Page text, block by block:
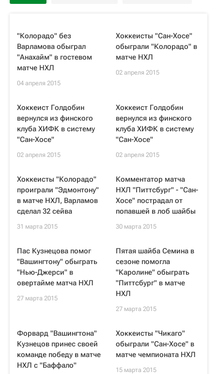
"Колорадо" без
Варламова обыграл
"Анахайм" в гостевом
матче НХЛ
04 апреля 2015
Хоккеисты "Сан-Хосе"
обыграли "Колорадо" в
матче НХЛ
02 апреля 2015
Хоккеист Голдобин
вернулся из финского
клуба ХИФК в систему
"Сан-Хосе"
02 апреля 2015
Хоккеист Голдобин
вернулся из финского
клуба ХИФК в систему
"Сан-Хосе"
02 апреля 2015
Хоккеисты "Колорадо"
проиграли "Эдмонтону"
в матче НХЛ, Варламов
сделал 32 сейва
31 марта 2015
Комментатор матча
НХЛ "Питтсбург" - "Сан-
Хосе" пострадал от
попавшей в лоб шайбы
30 марта 2015
Пас Кузнецова помог
"Вашингтону" обыграть
"Нью-Джерси" в
овертайме матча НХЛ
27 марта 2015
Пятая шайба Семина в
сезоне помогла
"Каролине" обыграть
"Питтсбург" в матче
НХЛ
27 марта 2015
Форвард "Вашингтона"
Кузнецов принес своей
команде победу в матче
НХЛ с "Баффало"
Хоккеисты "Чикаго"
обыграли "Сан-Хосе" в
матче чемпионата НХЛ
15 марта 2015